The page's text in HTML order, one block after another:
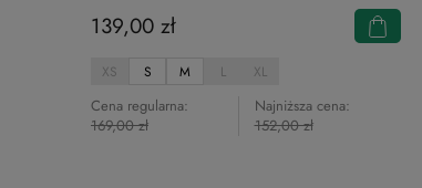
139,00 zł
Cena regularna:
169,00 zł
Najniższa cena:
152,00 zł
XS S M L XL